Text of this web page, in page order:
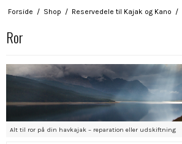
Forside / Shop / Reservedele til Kajak og Kano /
Ror
Alt til ror på din havkajak – reparation eller udskiftning